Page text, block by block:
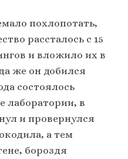
похлопотать,
рассталось с 15
и вложило их в
же он добился
состоялось
лаборатории, в
и провернулся
а тем
бороздя